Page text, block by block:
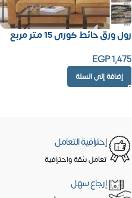
رول ورق حائط كورى 15 متر مربع
EGP1,475
إضافة إلى السلة
إحترافية التعامل
تعامل بثقة واحترافية
إرجاع سهل